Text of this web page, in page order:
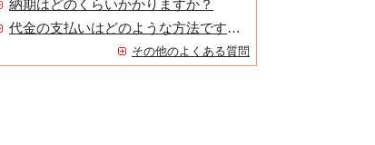
納期はどのくらいかかりますか？
代金の支払いはどのような方法ですか？
その他のよくある質問